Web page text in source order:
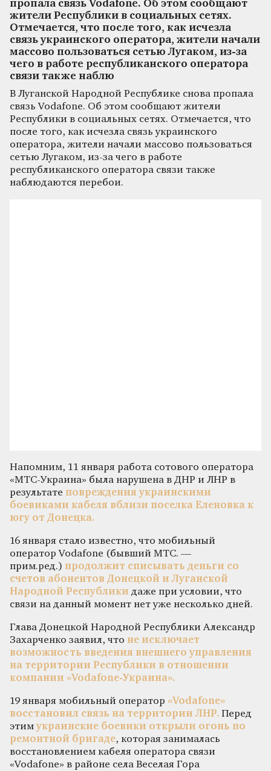
пропала связь Vodafone. Об этом сообщают
жители Республики в социальных сетях.
Отмечается, что после того, как исчезла
связь украинского оператора, жители начали
массово пользоваться сетью Лугаком, из-за
чего в работе республиканского оператора
связи также наблю
В Луганской Народной Республике снова пропала
связь Vodafone. Об этом сообщают жители
Республики в социальных сетях. Отмечается, что
после того, как исчезла связь украинского
оператора, жители начали массово пользоваться
сетью Лугаком, из-за чего в работе
республиканского оператора связи также
наблюдаются перебои.
Напомним, 11 января работа сотового оператора
«МТС-Украина» была нарушена в ДНР и ЛНР в
результате повреждения украинскими
боевиками кабеля вблизи поселка Еленовка к
югу от Донецка.
16 января стало известно, что мобильный
оператор Vodafone (бывший МТС. —
прим.ред.) продолжит списывать деньги со
счетов абонентов Донецкой и Луганской
Народной Республики даже при условии, что
связи на данный момент нет уже несколько дней.
Глава Донецкой Народной Республики Александр
Захарченко заявил, что не исключает
возможность введения внешнего управления
на территории Республики в отношении
компании «Vodafone-Украина».
19 января мобильный оператор «Vodafone»
восстановил связь на территории ЛНР. Перед
этимукраинские боевики открыли огонь по
ремонтной бригаде, которая занималась
восстановлением кабеля оператора связи
«Vodafone» в районе села Веселая Гора